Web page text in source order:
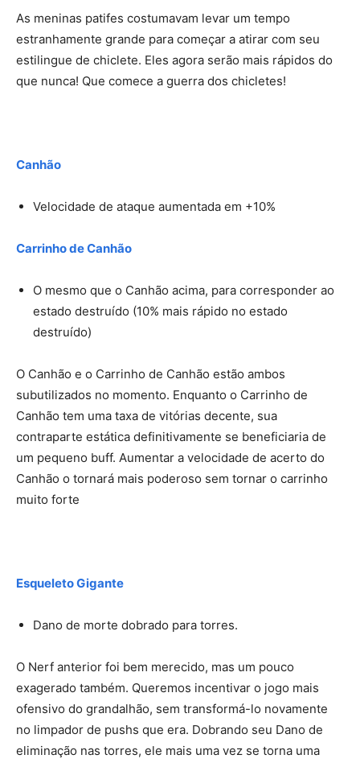
As meninas patifes costumavam levar um tempo
estranhamente grande para começar a atirar com seu
estilingue de chiclete. Eles agora serão mais rápidos do
que nunca! Que comece a guerra dos chicletes!
Canhão
Velocidade de ataque aumentada em +10%
Carrinho de Canhão
O mesmo que o Canhão acima, para corresponder ao
estado destruído (10% mais rápido no estado
destruído)
O Canhão e o Carrinho de Canhão estão ambos
subutilizados no momento. Enquanto o Carrinho de
Canhão tem uma taxa de vitórias decente, sua
contraparte estática definitivamente se beneficiaria de
um pequeno buff. Aumentar a velocidade de acerto do
Canhão o tornará mais poderoso sem tornar o carrinho
muito forte
Esqueleto Gigante
Dano de morte dobrado para torres.
O Nerf anterior foi bem merecido, mas um pouco
exagerado também. Queremos incentivar o jogo mais
ofensivo do grandalhão, sem transformá-lo novamente
no limpador de pushs que era. Dobrando seu Dano de
eliminação nas torres, ele mais uma vez se torna uma